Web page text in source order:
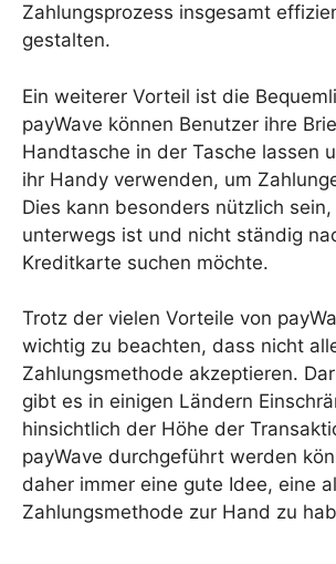
Zahlungsprozess insgesamt
gestalten.
Ein weiterer Vorteil ist die
payWave können Benutzer ihre
Handtasche in der Tasche lassen
ihr Handy verwenden, um
Dies kann besonders nützlich
unterwegs ist und nicht ständig
Kreditkarte suchen möchte.
Trotz der vielen Vorteile von
wichtig zu beachten, dass nicht
Zahlungsmethode akzeptieren.
gibt es in einigen Ländern
hinsichtlich der Höhe der
payWave durchgeführt werden
daher immer eine gute Idee, eine
Zahlungsmethode zur Hand zu